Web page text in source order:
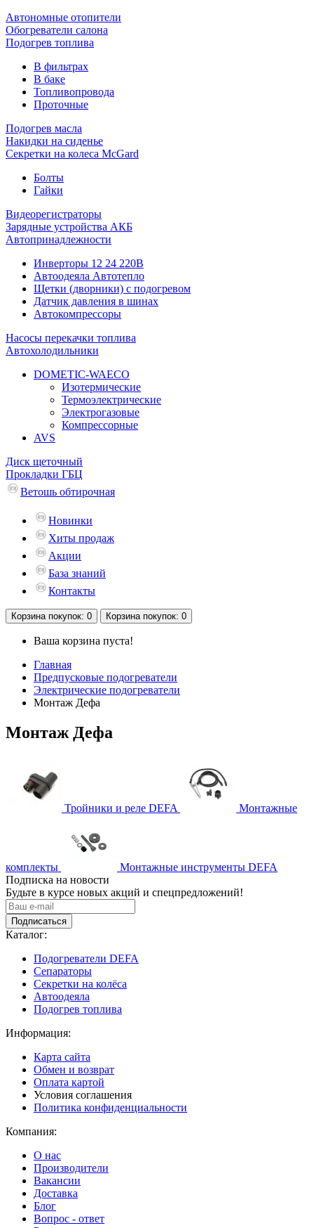
Автономные отопители
Обогреватели салона
Подогрев топлива
В фильтрах
В баке
Топливопровода
Проточные
Подогрев масла
Накидки на сиденье
Секретки на колеса McGard
Болты
Гайки
Видеорегистраторы
Зарядные устройства АКБ
Автопринадлежности
Инверторы 12 24 220В
Автоодеяла Автотепло
Щетки (дворники) с подогревом
Датчик давления в шинах
Автокомпрессоры
Насосы перекачки топлива
Автохолодильники
DOMETIC-WAECO
Изотермические
Термоэлектрические
Электрогазовые
Компрессорные
AVS
Диск щеточный
Прокладки ГБЦ
Ветошь обтирочная
Новинки
Хиты продаж
Акции
База знаний
Контакты
Корзина покупок: 0 Корзина покупок: 0
Ваша корзина пуста!
Главная
Предпусковые подогреватели
Электрические подогреватели
Монтаж Дефа
Монтаж Дефа
Тройники и реле DEFA Монтажные
комплекты
Монтажные инструменты DEFA
Подписка на новости
Будьте в курсе новых акций и спецпредложений!
Подписаться
Каталог:
Подогреватели DEFA
Сепараторы
Секретки на колёса
Автоодеяла
Подогрев топлива
Информация:
Карта сайта
Обмен и возврат
Оплата картой
Условия соглашения
Политика конфиденциальности
Компания:
О нас
Производители
Вакансии
Доставка
Блог
Вопрос - ответ